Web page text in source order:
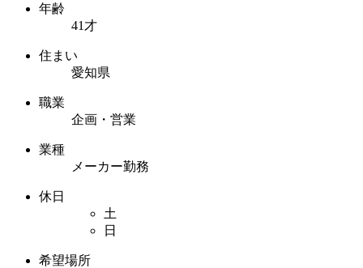
年齢
41才
住まい
愛知県
職業
企画・営業
業種
メーカー勤務
休日
土
日
希望場所